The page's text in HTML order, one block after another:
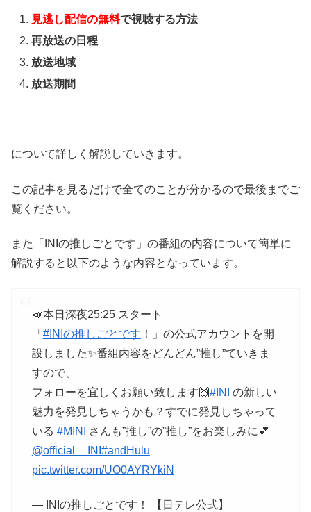
見逃し配信の無料で視聴する方法
再放送の日程
放送地域
放送期間
について詳しく解説していきます。
この記事を見るだけで全てのことが分かるので最後までご
覧ください。
また「INIの推しごとです」の番組の内容について簡単に
解説すると以下のような内容となっています。
📣本日深夜25:25 スタート
「 #INIの推しごとです ！」の公式アカウントを開
設しました✨番組内容をどんどん”推し”ていきま
すので、
フォローを宜しくお願い致します🙌#INI
の新しい
魅力を発見しちゃうかも？すでに発見しちゃって
いる #MINI
さんも”推し”の”推し”をお楽しみに💕
@official__INI #andHulu
pic.twitter.com/UO0AYRYkiN
— INIの推しごとです！ 【日テレ公式】